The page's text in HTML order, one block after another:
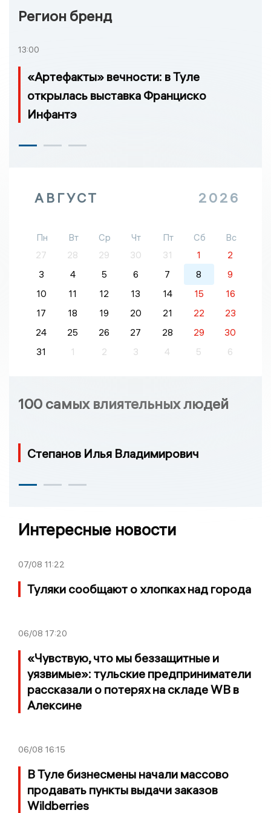
Регион бренд
13:00
«Артефакты» вечности: в Туле
открылась выставка Франциско
Инфантэ
АВГУСТ 2026
Пн Вт Ср Чт Пт Сб
Вс
27
28 29 30 31 1
2
3
4 5 6 7 8
9
10
11 12 13 14 15
16
17
18 19 20 21 22
23
24
25 26 27 28 29
30
31
1 2 3 4 5 6
100 самых влиятельных людей
Степанов Илья Владимирович
Интересные новости
07/08 11:22
Туляки сообщают о хлопках над города
06/08 17:20
«Чувствую, что мы беззащитные и
уязвимые»: тульские предприниматели
рассказали о потерях на складе WB в
Алексине
06/08 16:15
В Туле бизнесмены начали массово
продавать пункты выдачи заказов
Wildberries